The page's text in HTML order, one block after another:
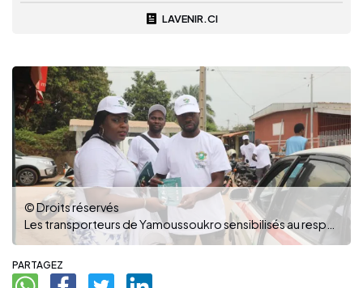
LAVENIR.CI
© Droits réservés
PARTAGEZ